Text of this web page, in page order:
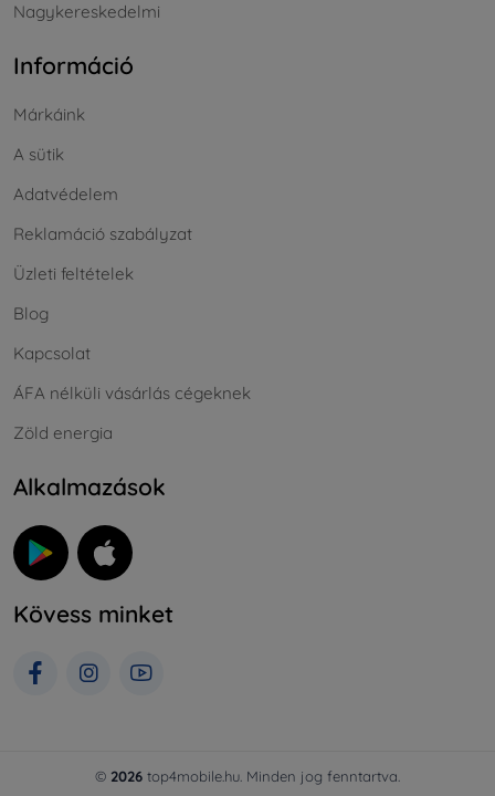
Nagykereskedelmi
Információ
Márkáink
A sütik
Adatvédelem
Reklamáció szabályzat
Üzleti feltételek
Blog
Kapcsolat
ÁFA nélküli vásárlás cégeknek
Zöld energia
Alkalmazások
Kövess minket
© 2026 top4mobile.hu. Minden jog fenntartva.